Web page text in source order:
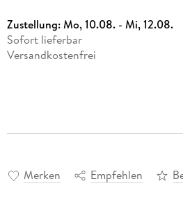
Zustellung:Mo, 10.08. - Mi, 12.08.
Sofort lieferbar
Versandkostenfrei
Merken Empfehlen